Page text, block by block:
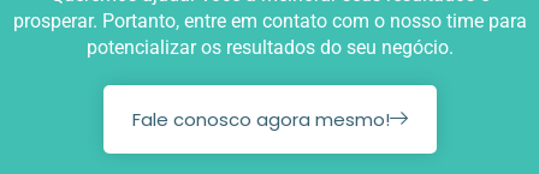
prosperar. Portanto, entre em contato com o nosso time para
potencializar os resultados do seu negócio.
Fale conosco agora mesmo!